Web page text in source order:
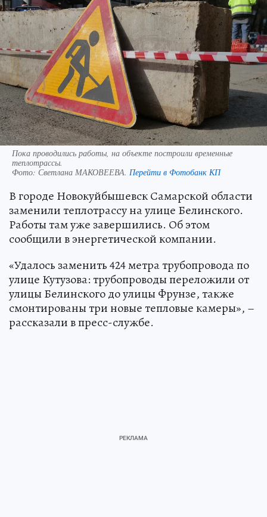
Пока проводились работы, на объекте построили временные
теплотрассы.
Фото: Светлана МАКОВЕЕВА. Перейти в Фотобанк КП
В городе Новокуйбышевск Самарской области
заменили теплотрассу на улице Белинского.
Работы там уже завершились. Об этом
сообщили в энергетической компании.
«Удалось заменить 424 метра трубопровода по
улице Кутузова: трубопроводы переложили от
улицы Белинского до улицы Фрунзе, также
смонтированы три новые тепловые камеры», –
рассказали в пресс-службе.